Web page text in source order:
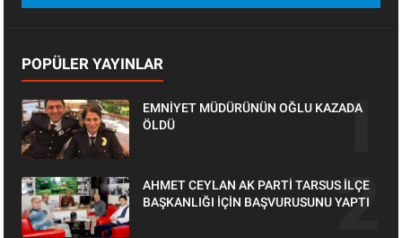
POPÜLER YAYINLAR
EMNİYET MÜDÜRÜNÜN OĞLU KAZADA
ÖLDÜ
AHMET CEYLAN AK PARTİ TARSUS İLÇE
BAŞKANLIĞI İÇİN BAŞVURUSUNU YAPTI